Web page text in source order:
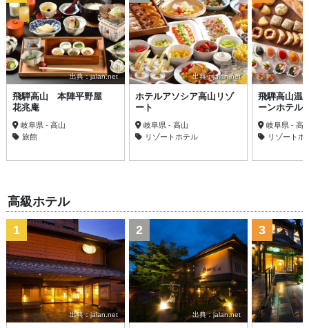
出典：jalan.net
飛騨高山 本陣平野屋
花兆庵
岐阜県 - 高山
旅館
出典：jalan.net
ホテルアソシア高山リゾ
ート
岐阜県 - 高山
リゾートホテル
飛騨高山温
ーンホテル
岐阜県 - 高
リゾートホ
高級ホテル
出典：jalan.net
1
出典：jalan.net
2 3